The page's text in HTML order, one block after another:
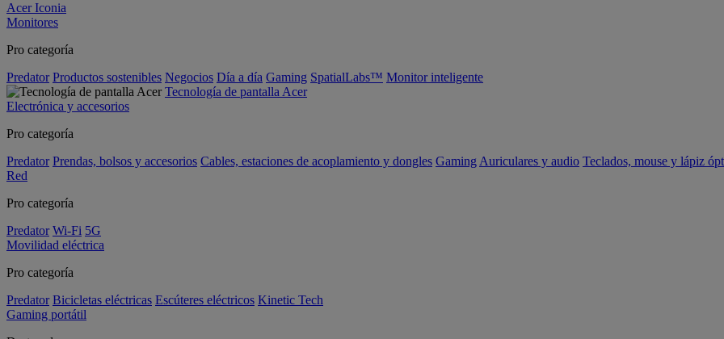
Acer Iconia
Monitores
Pro categoría
Predator Productos sostenibles Negocios Día a día Gaming SpatialLabs™ Monitor inteligente
Tecnología de pantalla Acer
Electrónica y accesorios
Pro categoría
Predator Prendas, bolsos y accesorios Cables, estaciones de acoplamiento y dongles Gaming Auriculares y audio Teclados, mouse y lápiz
Red
Pro categoría
Predator Wi-Fi 5G
Movilidad eléctrica
Pro categoría
Predator Bicicletas eléctricas Escúteres eléctricos Kinetic Tech
Gaming portátil